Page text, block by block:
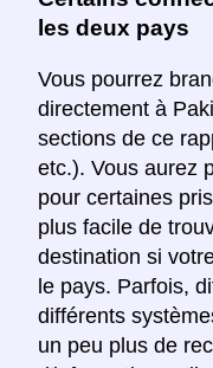
les deux pays
Vous pourrez
directement à
sections de ce
etc.). Vous aurez
pour certaines
plus facile de
destination si
le pays. Parfois,
différents
un peu plus de